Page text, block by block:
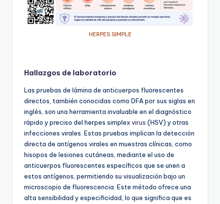
HERPES SIMPLE
Hallazgos de laboratorio
Las pruebas de lámina de anticuerpos fluorescentes
directos, también conocidas como DFA por sus siglas en
inglés, son una herramienta invaluable en el diagnóstico
rápido y preciso del herpes simplexvirus (HSV) y otras
infecciones virales. Estas pruebas implican la detección
directa de antígenos virales en muestras clínicas, como
hisopos de lesiones cutáneas, mediante el uso de
anticuerpos fluorescentes específicos que se unen a
estos antígenos, permitiendo su visualización bajo un
microscopio de fluorescencia. Este método ofrece una
alta sensibilidad y especificidad, lo que significa que es